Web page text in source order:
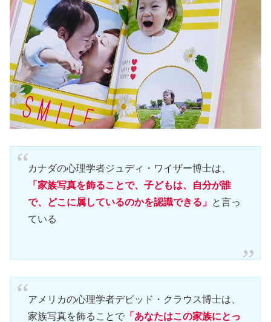
カナダの心理学者ジュディ・ワイザー博士は、
「家族写真を飾ることで、子どもは、自分が誰
で、どこに属しているのかを認識できる」 と言っ
ている
アメリカの心理学者デビッド・クラウス博士は、
家族写真を飾ることで「あなたはこの家族にとっ